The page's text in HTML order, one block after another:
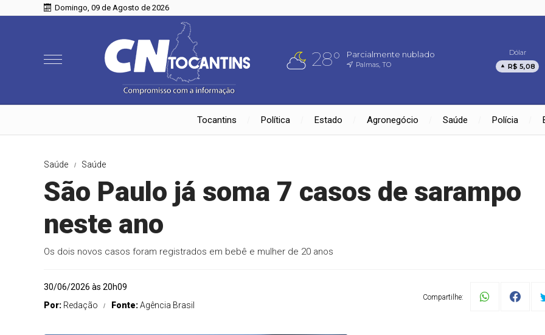
Domingo, 09 de Agosto de 2026
28° Parcialmente nublado
Palmas, TO
Dólar
R$ 5,08
Tocantins Política Estado Agronegócio Saúde Polícia
Saúde Saúde
São Paulo já soma 7 casos de sarampo
neste ano
Os dois novos casos foram registrados em bebê e mulher de 20 anos
30/06/2026 às 20h09
Por: Redação Fonte:Agência Brasil
Compartilhe: